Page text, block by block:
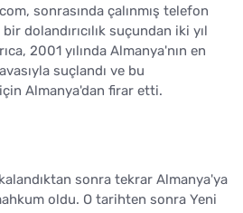
sonrasında çalınmış telefon
dolandırıcılık suçundan iki yıl
2001 yılında Almanya'nın en
suçlandı ve bu
Almanya'dan firar etti.
sonra tekrar Almanya'ya
oldu. O tarihten sonra Yeni